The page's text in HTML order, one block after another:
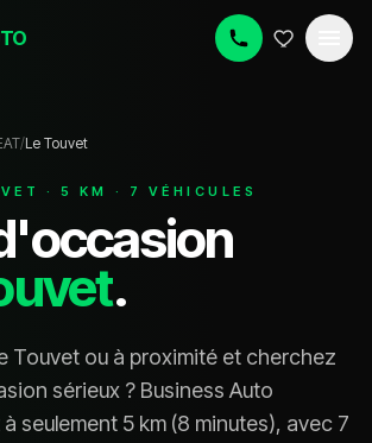
/Le Touvet
· 5 KM · 7 VÉHICULE S
.
Touvet ou à proximité et cherchez
sérieux ? Business Auto
seulement 5 km (8 minutes), avec 7